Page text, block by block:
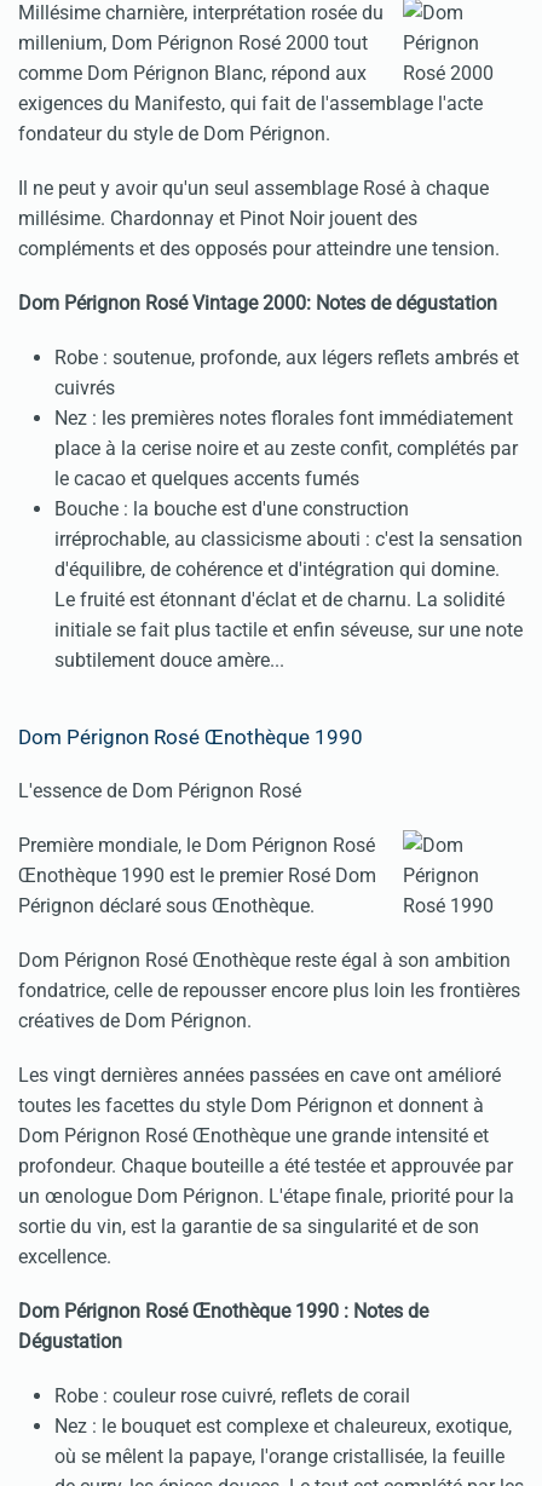
Millésime charnière, interprétation rosée du
millenium, Dom Pérignon Rosé 2000 tout
comme Dom Pérignon Blanc, répond aux
exigences du Manifesto, qui fait de l'assemblage l'acte
fondateur du style de Dom Pérignon.
Il ne peut y avoir qu'un seul assemblage Rosé à chaque
millésime. Chardonnay et Pinot Noir jouent des
compléments et des opposés pour atteindre une tension.
Dom Pérignon Rosé Vintage 2000: Notes de dégustation
Robe : soutenue, profonde, aux légers reflets ambrés et
cuivrés
Nez : les premières notes florales font immédiatement
place à la cerise noire et au zeste confit, complétés par
le cacao et quelques accents fumés
Bouche : la bouche est d'une construction
irréprochable, au classicisme abouti : c'est la sensation
d'équilibre, de cohérence et d'intégration qui domine.
Le fruité est étonnant d'éclat et de charnu. La solidité
initiale se fait plus tactile et enfin séveuse, sur une note
subtilement douce amère...
Dom Pérignon Rosé Œnothèque 1990
L'essence de Dom Pérignon Rosé
Première mondiale, le Dom Pérignon Rosé
Œnothèque 1990 est le premier Rosé Dom
Pérignon déclaré sous Œnothèque.
Dom Pérignon Rosé Œnothèque reste égal à son ambition
fondatrice, celle de repousser encore plus loin les frontières
créatives de Dom Pérignon.
Les vingt dernières années passées en cave ont amélioré
toutes les facettes du style Dom Pérignon et donnent à
Dom Pérignon Rosé Œnothèque une grande intensité et
profondeur. Chaque bouteille a été testée et approuvée par
un œnologue Dom Pérignon. L'étape finale, priorité pour la
sortie du vin, est la garantie de sa singularité et de son
excellence.
Dom Pérignon Rosé Œnothèque 1990 : Notes de
Dégustation
Robe : couleur rose cuivré, reflets de corail
Nez : le bouquet est complexe et chaleureux, exotique,
où se mêlent la papaye, l'orange cristallisée, la feuille